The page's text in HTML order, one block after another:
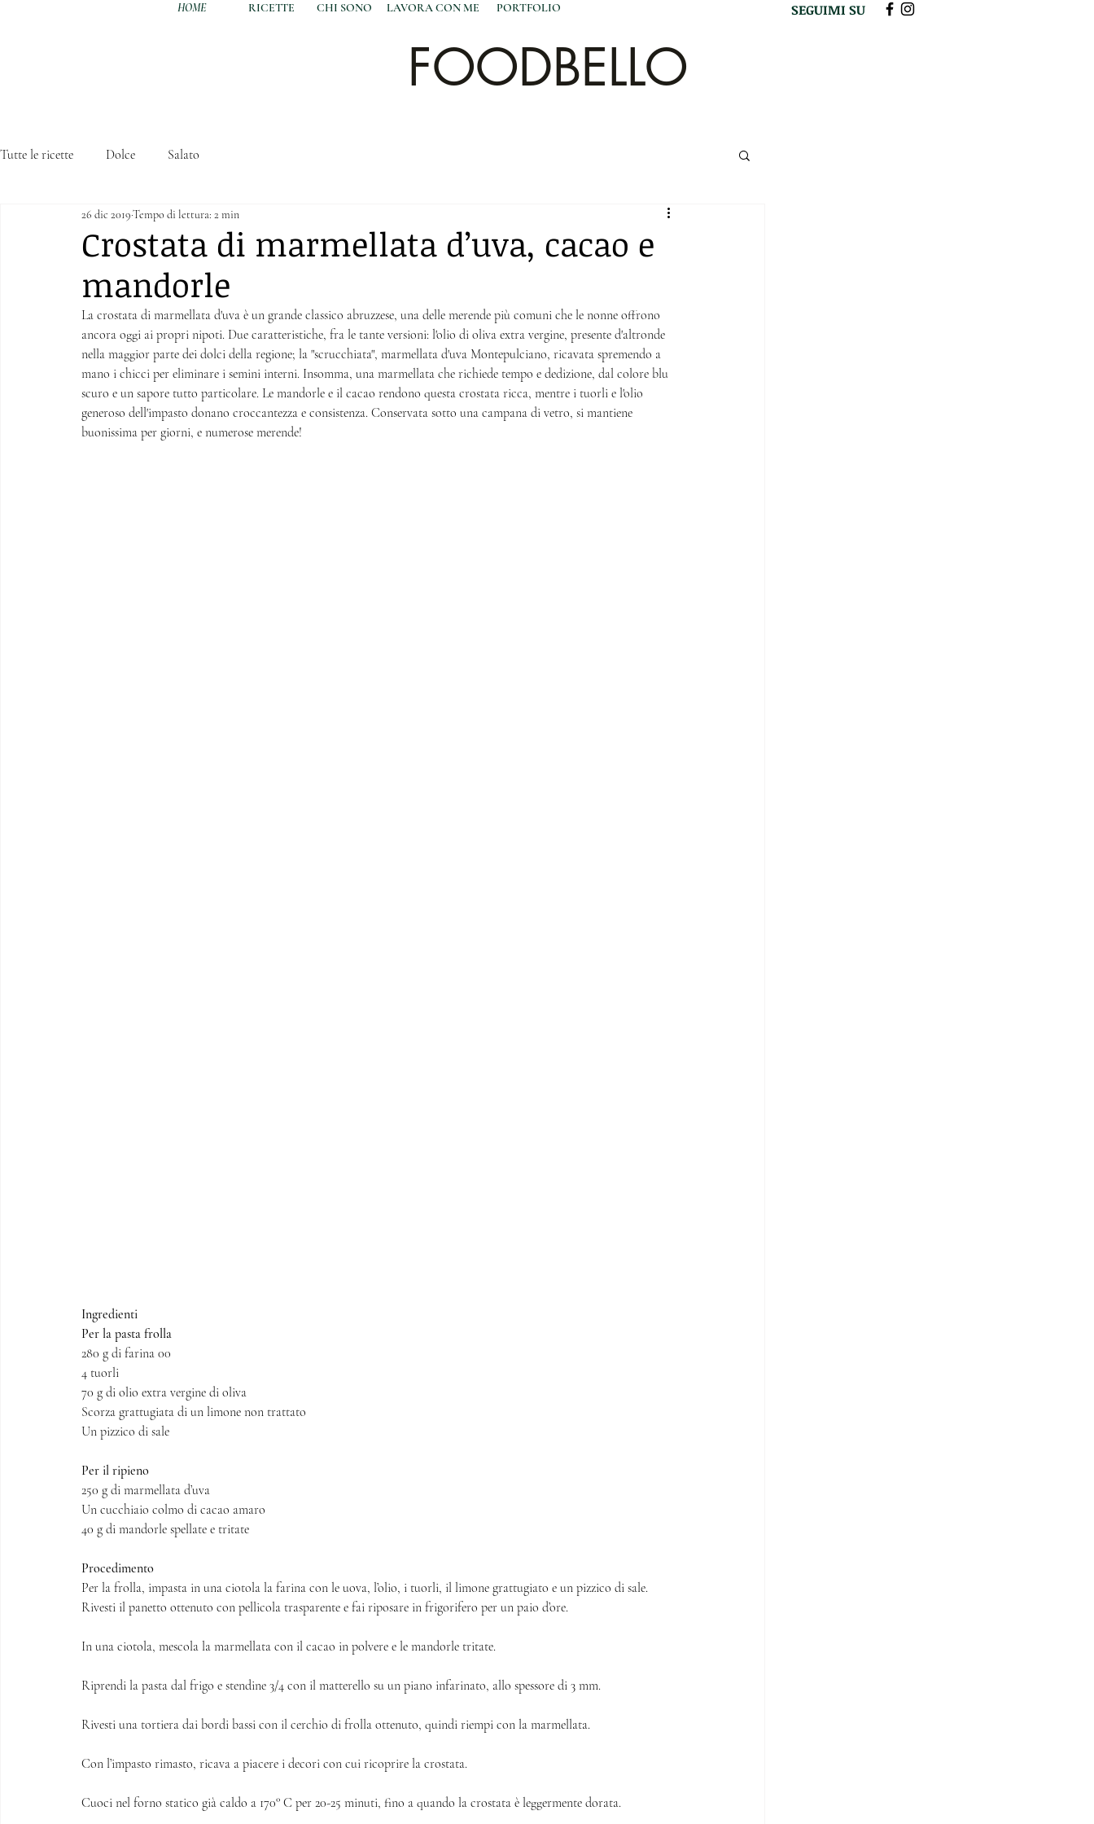
HOME RICETTE CHI SONO LAVORA CON ME PORTFOLIO SEGUIMI SU
FOODBELLO
Tutte le ricette Dolce Salato
Crostata di marmellata d’uva, cacao e
mandorle
26 dic 2019Tempo di lettura: 2 min
La crostata di marmellata d'uva è un grande classico abruzzese, una delle merende più comuni che le nonne offrono
ancora oggi ai propri nipoti. Due caratteristiche, fra le tante versioni: l'olio di oliva extra vergine, presente d'altronde
nella maggior parte dei dolci della regione; la "scrucchiata", marmellata d'uva Montepulciano, ricavata spremendo a
mano i chicci per eliminare i semini interni. Insomma, una marmellata che richiede tempo e dedizione, dal colore blu
scuro e un sapore tutto particolare. Le mandorle e il cacao rendono questa crostata ricca, mentre i tuorli e l'olio
generoso dell'impasto donano croccantezza e consistenza. Conservata sotto una campana di vetro, si mantiene
buonissima per giorni, e numerose merende!
Ingredienti
Per la pasta frolla
280 g di farina 00
4 tuorli
70 g di olio extra vergine di oliva
Scorza grattugiata di un limone non trattato
Un pizzico di sale
Per il ripieno
250 g di marmellata d’uva
Un cucchiaio colmo di cacao amaro
40 g di mandorle spellate e tritate
Procedimento
Per la frolla, impasta in una ciotola la farina con le uova, l’olio, i tuorli, il limone grattugiato e un pizzico di sale.
Rivesti il panetto ottenuto con pellicola trasparente e fai riposare in frigorifero per un paio d’ore.
In una ciotola, mescola la marmellata con il cacao in polvere e le mandorle tritate.
Riprendi la pasta dal frigo e stendine 3/4 con il matterello su un piano infarinato, allo spessore di 3 mm.
Rivesti una tortiera dai bordi bassi con il cerchio di frolla ottenuto, quindi riempi con la marmellata.
Con l’impasto rimasto, ricava a piacere i decori con cui ricoprire la crostata.
Cuoci nel forno statico già caldo a 170° C per 20-25 minuti, fino a quando la crostata è leggermente dorata.